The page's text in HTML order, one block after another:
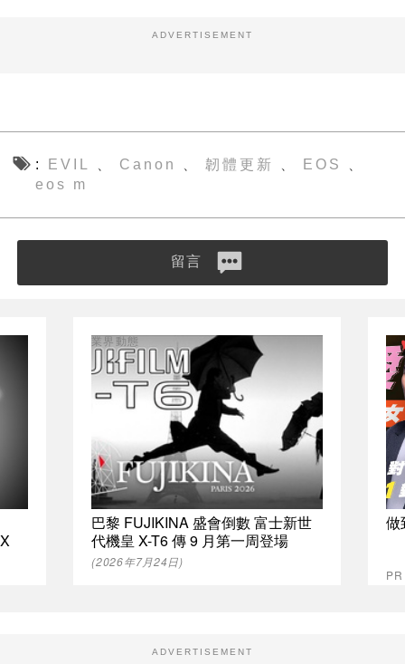
ADVERTISEMENT
EVIL Canon 韌體更新 EOS
eos m
留言
巴黎 FUJIKINA 盛會倒數 富士新世
代機皇 X-T6 傳 9 月第一周登場
業界動態
(2026年7月24日)
做
ADVERTISEMENT